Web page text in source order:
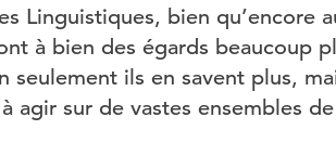
Linguistiques, bien qu’encore
à bien des égards beaucoup
seulement ils en savent plus,
agir sur de vastes ensembles